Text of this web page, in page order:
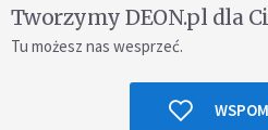
Tworzymy DEON.pl dla
Tu możesz nas wesprzeć.